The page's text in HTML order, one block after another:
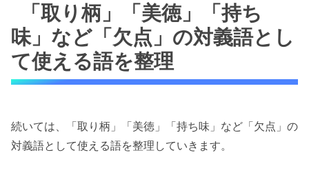
「取り柄」「美徳」「持ち
味」など「欠点」の対義語とし
て使える語を整理
続いては、「取り柄」「美徳」「持ち味」など「欠点」の
対義語として使える語を整理していきます。